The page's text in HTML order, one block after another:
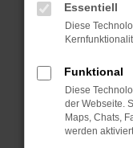
können das
verhindern.
Fenster?
Starte dein
Das kann
Probleme zu
Essentiell
Diese
Funktional
Diese
der Webseite.
Maps, Chats,
werden